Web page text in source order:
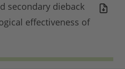
secondary dieback
effectiveness of